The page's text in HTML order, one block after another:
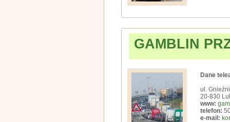
GAMBLIN
Dane
ul.
20-830
www:
telefon:
e-mail: